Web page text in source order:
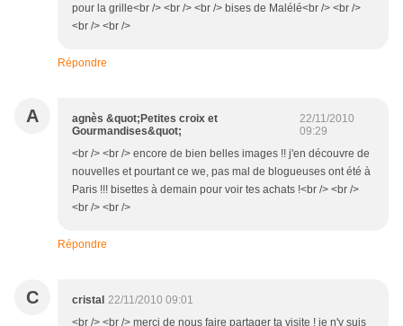
pour la grille<br /> <br /> <br /> bises de Malélé<br /> <br />
<br /> <br />
Répondre
A
agnès &quot;Petites croix et
Gourmandises&quot;
22/11/2010
09:29
<br /> <br /> encore de bien belles images !! j'en découvre de
nouvelles et pourtant ce we, pas mal de blogueuses ont été à
Paris !!! bisettes à demain pour voir tes achats !<br /> <br />
<br /> <br />
Répondre
C cristal 22/11/2010 09:01
<br /> <br /> merci de nous faire partager ta visite ! je n'y suis